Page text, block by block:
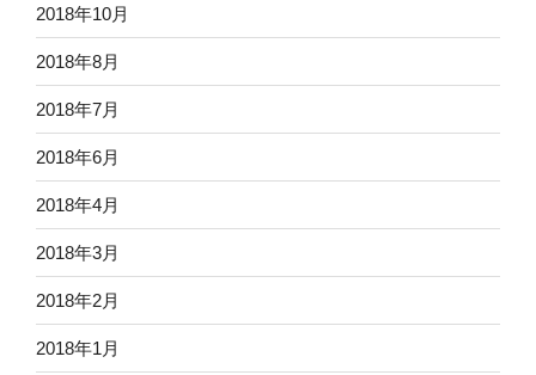
2018年10月
2018年8月
2018年7月
2018年6月
2018年4月
2018年3月
2018年2月
2018年1月